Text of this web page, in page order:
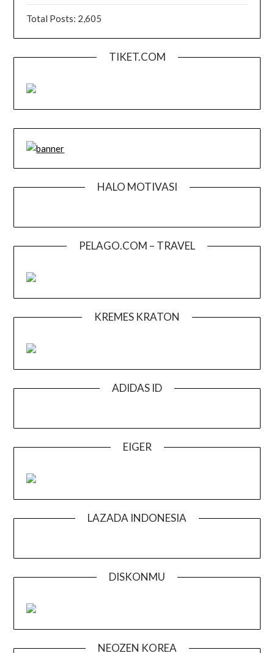
Total Posts: 2,605
TIKET.COM
HALO MOTIVASI
PELAGO.COM – TRAVEL
KREMES KRATON
ADIDAS ID
EIGER
LAZADA INDONESIA
DISKONMU
NEOZEN KOREA